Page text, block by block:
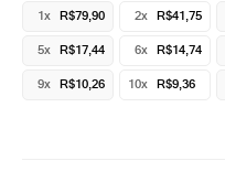
1x R$79,90 2x R$41,75
5x R$17,44 6x R$14,74
9x R$10,26 10x R$9,36